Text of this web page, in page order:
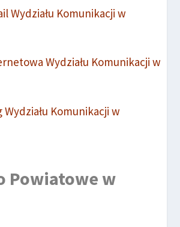
Wydziału Komunikacji w
Wydziału Komunikacji w
Wydziału Komunikacji w
Powiatowe w